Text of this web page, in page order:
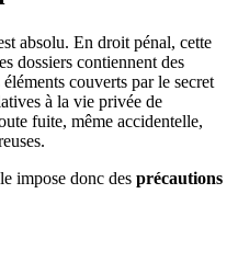
absolu. En droit pénal, cette
dossiers contiennent des
couverts par le secret
à la vie privée de
fuite, même accidentelle,
impose donc des précautions